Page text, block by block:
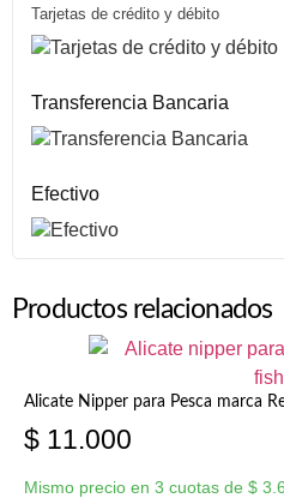
Tarjetas de crédito y débito
Transferencia Bancaria
Efectivo
Productos relacionados
Alicate Nipper para Pesca marca
$ 11.000
Mismo precio en 3 cuotas de $